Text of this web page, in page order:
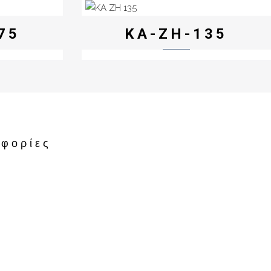
KA-ZH-135